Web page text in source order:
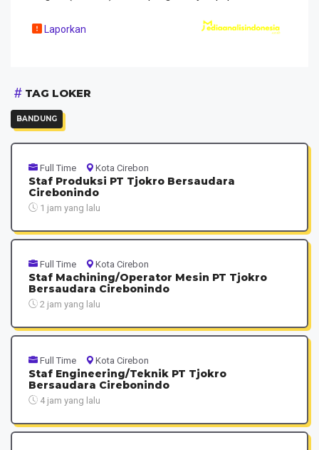
Laporkan
TAG LOKER
BANDUNG
Full Time Kota Cirebon
Staf Produksi PT Tjokro Bersaudara
Cirebonindo
1 jam yang lalu
Full Time Kota Cirebon
Staf Machining/Operator Mesin PT Tjokro
Bersaudara Cirebonindo
2 jam yang lalu
Full Time Kota Cirebon
Staf Engineering/Teknik PT Tjokro
Bersaudara Cirebonindo
4 jam yang lalu